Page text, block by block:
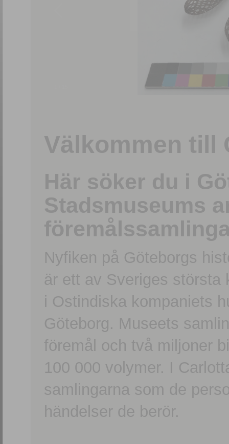
Välkommen till
Här söker du i
Stadsmuseums
Nyfiken på Göteborgs
är ett av Sveriges största
i Ostindiska kompaniets
Göteborg. Museets
föremål och två miljoner
100 000 volymer. I
samlingarna som de
händelser de berör.